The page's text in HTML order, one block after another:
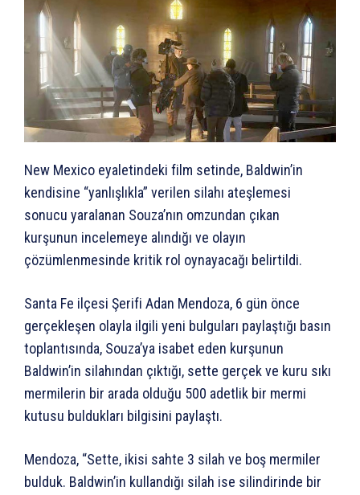
New Mexico eyaletindeki film setinde, Baldwin’in
kendisine “yanlışlıkla” verilen silahı ateşlemesi
sonucu yaralanan Souza’nın omzundan çıkan
kurşunun incelemeye alındığı ve olayın
çözümlenmesinde kritik rol oynayacağı belirtildi.
Santa Fe ilçesi Şerifi Adan Mendoza, 6 gün önce
gerçekleşen olayla ilgili yeni bulguları paylaştığı basın
toplantısında, Souza’ya isabet eden kurşunun
Baldwin’in silahından çıktığı, sette gerçek ve kuru sıkı
mermilerin bir arada olduğu 500 adetlik bir mermi
kutusu buldukları bilgisini paylaştı.
Mendoza, “Sette, ikisi sahte 3 silah ve boş mermiler
bulduk. Baldwin’in kullandığı silah ise silindirinde bir